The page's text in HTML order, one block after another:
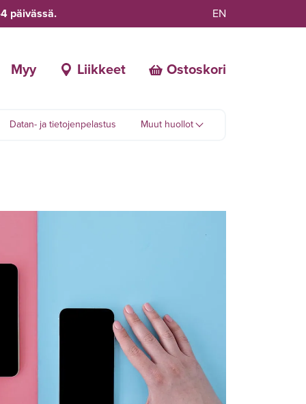
päivässä. EN
Myy Liikkeet Ostoskori
Datan- ja tietojenpelastus Muut huollot